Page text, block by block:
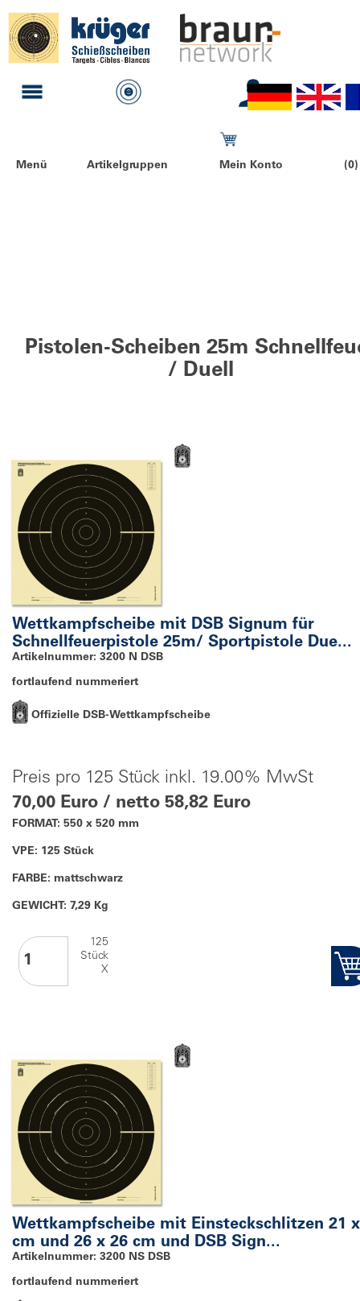
Menü Artikelgruppen Mein Konto
Pistolen-Scheiben 25m
/ Duell
Wettkampfscheibe mit DSB Signum für
Schnellfeuerpistole 25m/ Sportpistole Due...
Artikelnummer: 3200 N DSB
fortlaufend nummeriert
Offizielle DSB-Wettkampfscheibe
Preis pro 125 Stück inkl. 19.00% MwSt
70,00 Euro / netto 58,82 Euro
FORMAT: 550 x 520 mm
VPE: 125 Stück
FARBE: mattschwarz
GEWICHT: 7,29 Kg
125
Stück
X
Wettkampfscheibe mit Einsteckschlitzen 21
cm und 26 x 26 cm und DSB Sign...
Artikelnummer: 3200 NS DSB
fortlaufend nummeriert